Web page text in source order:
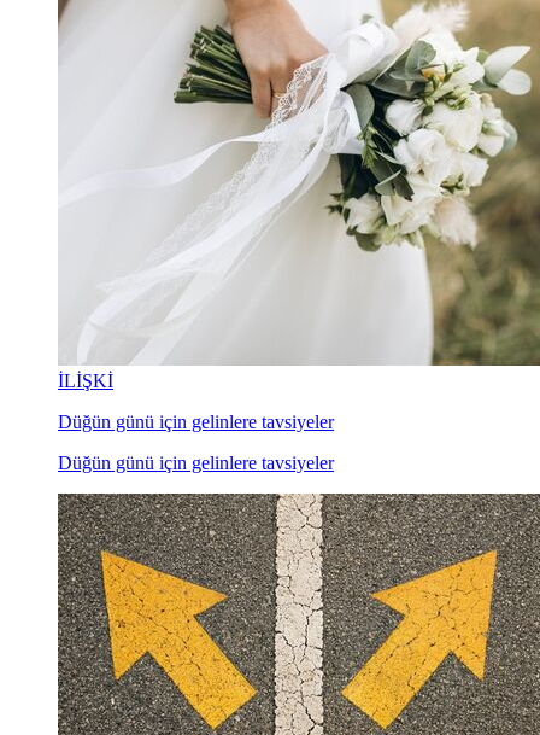
İLİŞKİ
Düğün günü için gelinlere tavsiyeler
Düğün günü için gelinlere tavsiyeler